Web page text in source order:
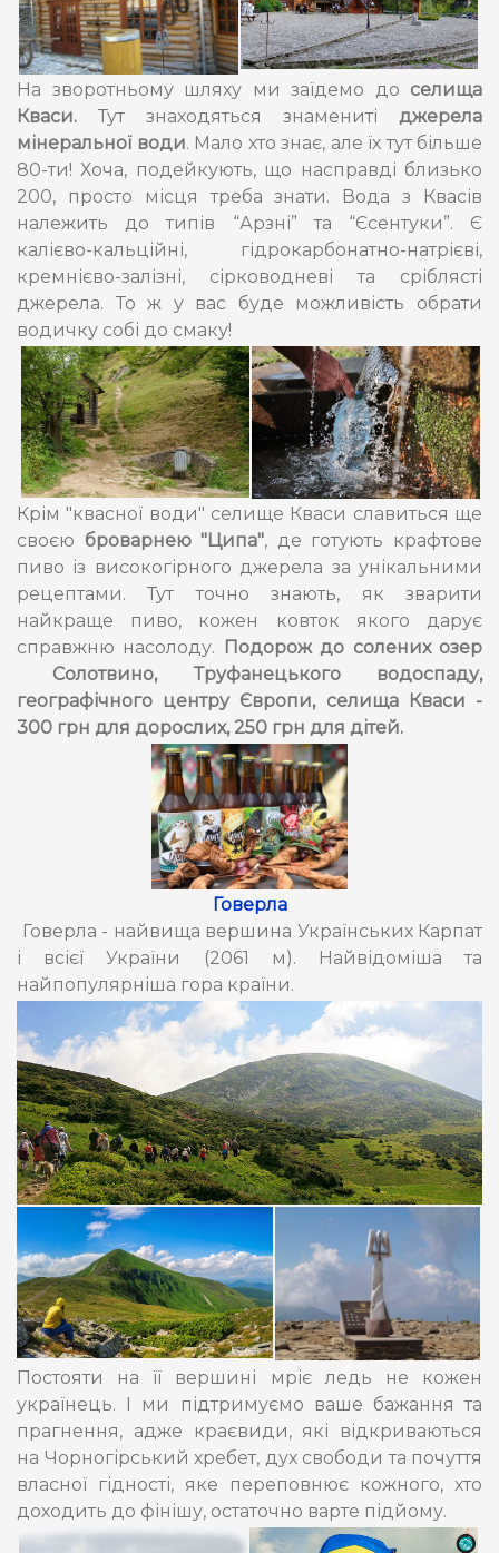
На зворотньому шляху ми заїдемо до селища
Кваси. Тут знаходяться знамениті джерела
мінеральної води. Мало хто знає, але їх тут більше
80-ти! Хоча, подейкують, що насправді близько
200, просто місця треба знати. Вода з Квасів
належить до типів “Арзні” та “Єсентуки”. Є
калієво-кальційні, гідрокарбонатно-натрієві,
кремнієво-залізні, сірководневі та сріблясті
джерела. То ж у вас буде можливість обрати
водичку собі до смаку!
Крім "квасної води" селище Кваси славиться ще
своєю броварнею "Ципа", де готують крафтове
пиво із високогірного джерела за унікальними
рецептами. Тут точно знають, як зварити
найкраще пиво, кожен ковток якого дарує
справжню насолоду. Подорож до солених озер
Солотвино, Труфанецького водоспаду,
географічного центру Європи, селища Кваси -
300 грн для дорослих, 250 грн для дітей.
Говерла
Говерла - найвища вершина Українських Карпат
і всієї України (2061 м). Найвідоміша та
найпопулярніша гора країни.
Постояти на її вершині мріє ледь не кожен
українець. І ми підтримуємо ваше бажання та
прагнення, адже краєвиди, які відкриваються
на Чорногірський хребет, дух свободи та почуття
власної гідності, яке переповнює кожного, хто
доходить до фінішу, остаточно варте підйому.